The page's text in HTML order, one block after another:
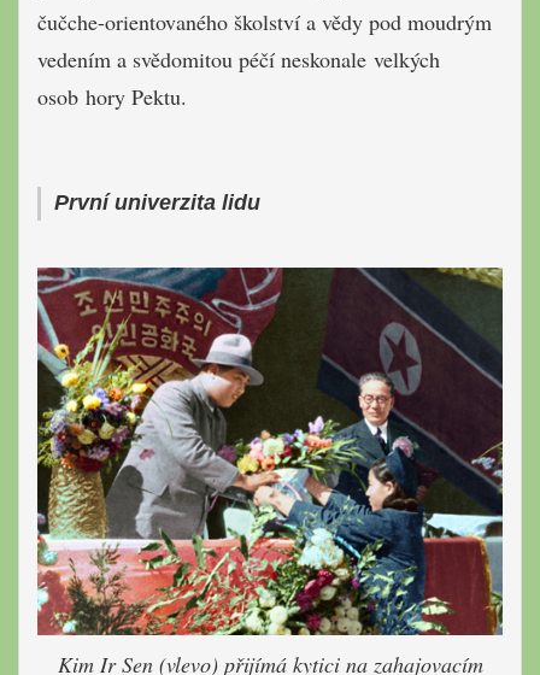
čučche-orientovaného školství a vědy pod moudrým
vedením a svědomitou péčí neskonale velkých
osob hory Pektu.
První univerzita lidu
Kim Ir Sen (vlevo) přijímá kytici na zahajovacím